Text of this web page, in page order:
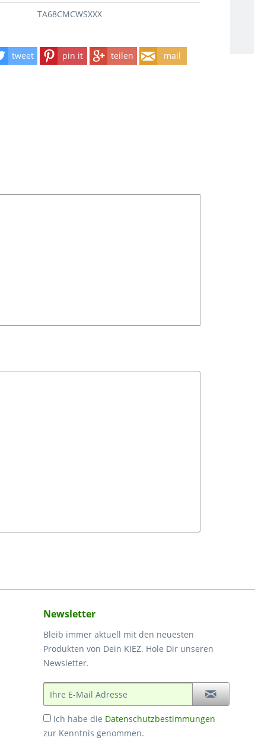
TA68CMCWSXXX
tweet pin it teilen mail
Newsletter
Bleib immer aktuell mit den neuesten
Produkten von Dein KIEZ. Hole Dir unseren
Newsletter.
Ich habe die Datenschutzbestimmungen
zur Kenntnis genommen.